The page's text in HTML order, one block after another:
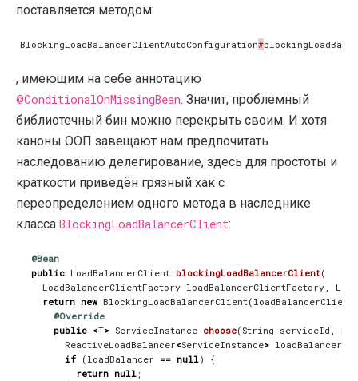
поставляется методом:
BlockingLoadBalancerClientAutoConfiguration#
, имеющим на себе аннотацию
@ConditionalOnMissingBean. Значит, проблемный
библиотечный бин можно перекрыть своим. И хотя
каноны ООП завещают нам предпочитать
наследованию делегирование, здесь для простоты и
краткости приведён грязный хак с
переопределением одного метода в наследнике
класса BlockingLoadBalancerClient:
@Bean
public LoadBalancerClient blockingLoadBalancerClient(
LoadBalancerClientFactory loadBalancerClientFactory ,
return new BlockingLoadBalancerClient(
@Override
public <T> ServiceInstance choose(String serviceId ,
ReactiveLoadBalancer<ServiceInstance> loadBalancer
if ( loadBalancer == null)
{
return null ;